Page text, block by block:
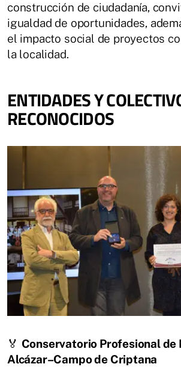
construcción de ciudadanía,
igualdad de oportunidades,
el impacto social de proyectos
la localidad.
ENTIDADES Y
RECONOCIDOS
🏅 Conservatorio Profesional de
Alcázar–Campo de Criptana